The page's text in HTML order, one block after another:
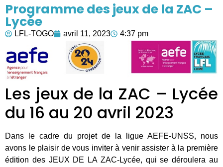
Programme des jeux de la ZAC –
Lycée
LFL-TOGO avril 11, 2023 4:37 pm
Les jeux de la ZAC – Lycée
du 16 au 20 avril 2023
Dans le cadre du projet de la ligue AEFE-UNSS, nous
avons le plaisir de vous inviter à venir assister à la première
édition des JEUX DE LA ZAC-Lycée, qui se déroulera au